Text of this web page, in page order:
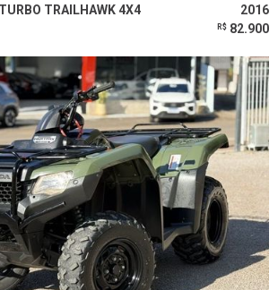
TRAILHAWK 4X4 2016
R$ 82.900